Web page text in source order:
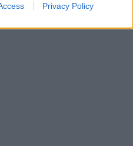
Privacy Policy